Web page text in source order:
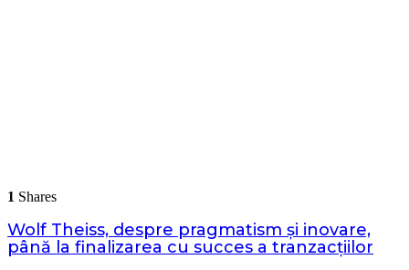
1 Shares
Wolf Theiss, despre pragmatism și inovare,
până la finalizarea cu succes a tranzacțiilor